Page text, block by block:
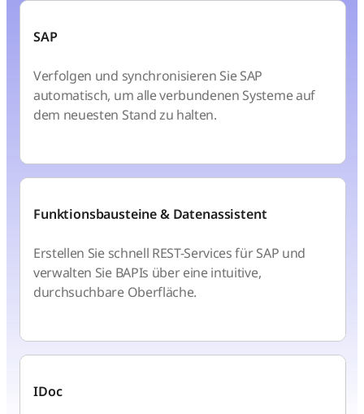
SAP
Verfolgen und synchronisieren Sie SAP
automatisch, um alle verbundenen Systeme auf
dem neuesten Stand zu halten.
Funktionsbausteine & Datenassistent
Erstellen Sie schnell REST-Services für SAP und
verwalten Sie BAPIs über eine intuitive,
durchsuchbare Oberfläche.
IDoc